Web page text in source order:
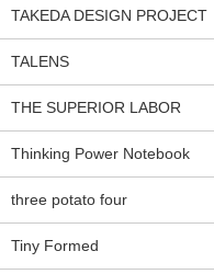
TAKEDA DESIGN PROJECT
TALENS
THE SUPERIOR LABOR
Thinking Power Notebook
three potato four
Tiny Formed